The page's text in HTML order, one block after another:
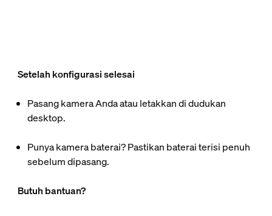
Setelah konfigurasi selesai
Pasang kamera Anda atau letakkan di dudukan
desktop.
Punya kamera baterai? Pastikan baterai terisi penuh
sebelum dipasang.
Butuh bantuan?